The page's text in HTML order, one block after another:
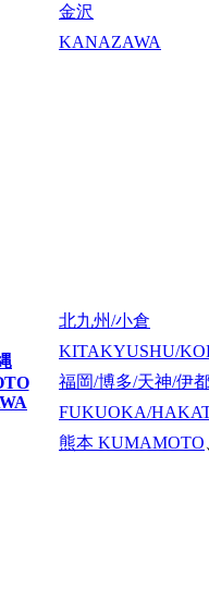
金沢
KANAZAWA
北九州/小倉
KITAKYUSHU/
福岡/博多/天神/伊
FUKUOKA/
熊本 KUMAMOTO